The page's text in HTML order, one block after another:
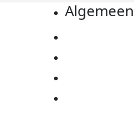
Algemeen